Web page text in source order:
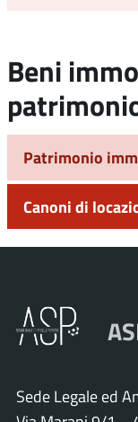
Beni
Patrimonio
Canoni di
Sede Legale ed